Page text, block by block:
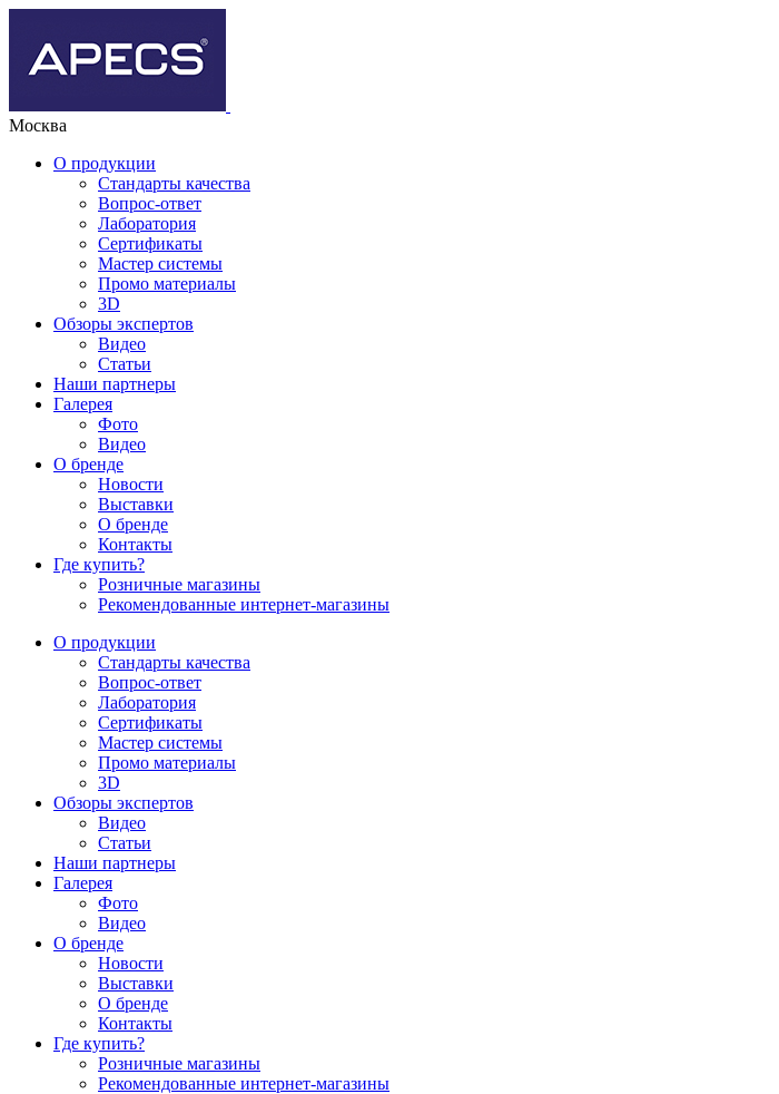
Москва
О продукции
Стандарты качества
Вопрос-ответ
Лаборатория
Сертификаты
Мастер системы
Промо материалы
3D
Обзоры экспертов
Видео
Статьи
Наши партнеры
Галерея
Фото
Видео
О бренде
Новости
Выставки
О бренде
Контакты
Где купить?
Розничные магазины
Рекомендованные интернет-магазины
О продукции
Стандарты качества
Вопрос-ответ
Лаборатория
Сертификаты
Мастер системы
Промо материалы
3D
Обзоры экспертов
Видео
Статьи
Наши партнеры
Галерея
Фото
Видео
О бренде
Новости
Выставки
О бренде
Контакты
Где купить?
Розничные магазины
Рекомендованные интернет-магазины